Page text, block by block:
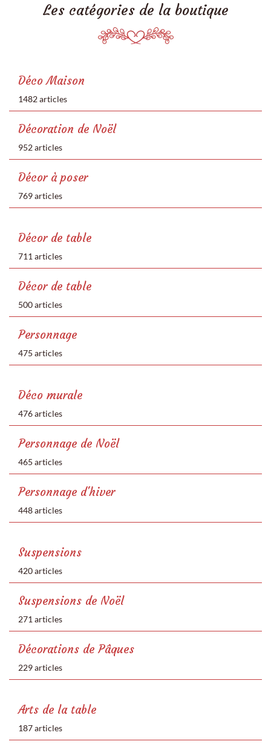
Les catégories de la boutique
Déco Maison
1482 articles
Décoration de Noël
952 articles
Décor à poser
769 articles
Décor de table
711 articles
Décor de table
500 articles
Personnage
475 articles
Déco murale
476 articles
Personnage de Noël
465 articles
Personnage d'hiver
448 articles
Suspensions
420 articles
Suspensions de Noël
271 articles
Décorations de Pâques
229 articles
Arts de la table
187 articles